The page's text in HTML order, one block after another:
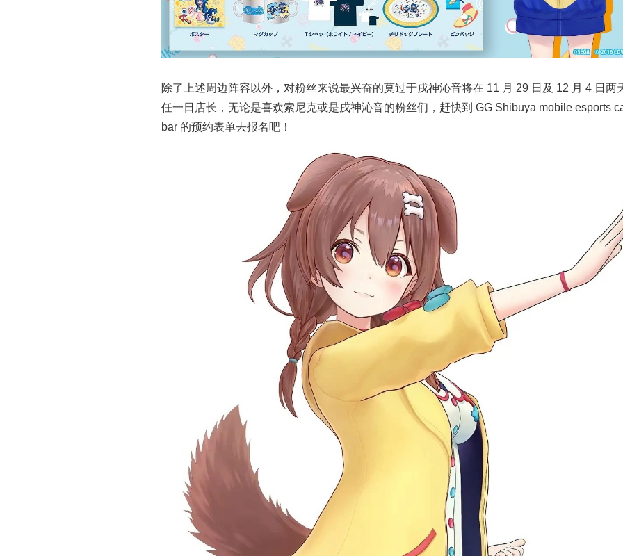
除了上述周边阵容以外，对粉丝来说最兴奋的莫过于戌神沁音将在 11 月 29 日及 12 月 4 日两
任一日店长，无论是喜欢索尼克或是戌神沁音的粉丝们，赶快到 GG Shibuya mobile esports
bar 的预约表单去报名吧！